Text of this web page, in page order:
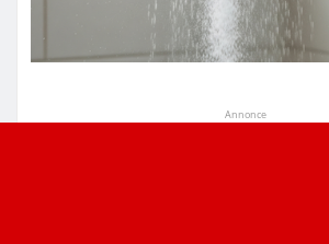
Annonce